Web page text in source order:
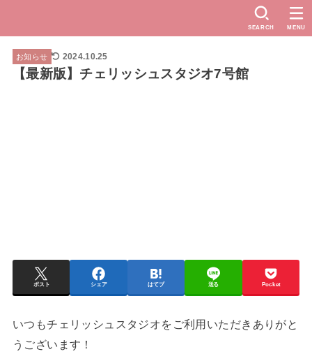
SEARCH MENU
お知らせ 2024.10.25
【最新版】チェリッシュスタジオ7号館
ポスト シェア はてブ 送る Pocket
いつもチェリッシュスタジオをご利用いただきありがと
うございます！